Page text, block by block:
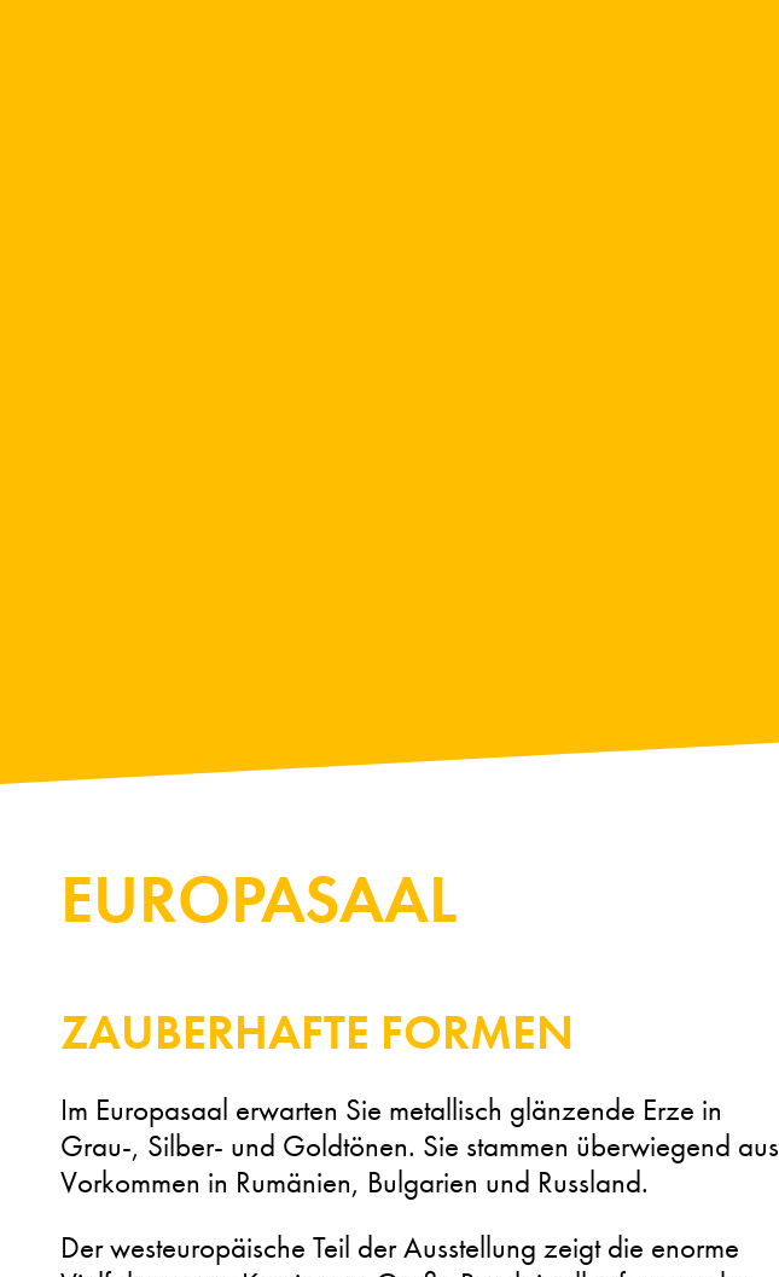
EUROPASAAL
ZAUBERHAFTE FORMEN
Im Europasaal erwarten Sie metallisch glänzende Erze in
Grau-, Silber- und Goldtönen. Sie stammen überwiegend aus
Vorkommen in Rumänien, Bulgarien und Russland.
Der westeuropäische Teil der Ausstellung zeigt die enorme